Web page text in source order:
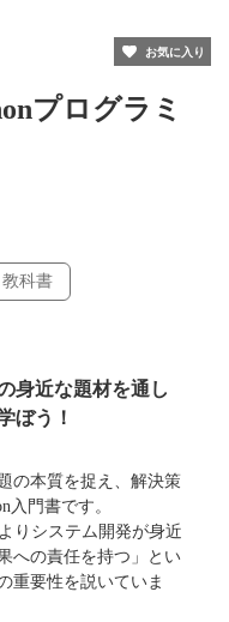
プログラミ
教科書
身近な題材を通し
ぼう！
の本質を捉え、解決策
入門書です。
りシステム開発が身近
への責任を持つ」とい
重要性を説いていま
お気に入り